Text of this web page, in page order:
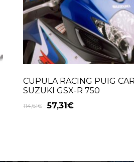
CUPULA RACING PUIG
SUZUKI GSX-R 750
114,61€ 57,31€